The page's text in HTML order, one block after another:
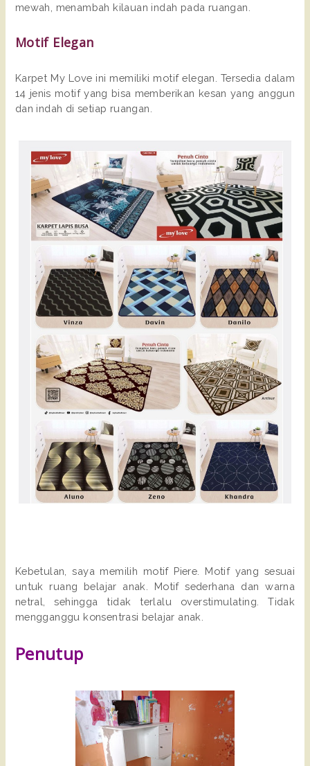
mewah, menambah kilauan indah pada ruangan.
Motif Elegan
Karpet My Love ini memiliki motif elegan. Tersedia dalam
14 jenis motif yang bisa memberikan kesan yang anggun
dan indah di setiap ruangan.
Kebetulan, saya memilih motif Piere. Motif yang sesuai
untuk ruang belajar anak. Motif sederhana dan warna
netral, sehingga tidak terlalu overstimulating. Tidak
mengganggu konsentrasi belajar anak.
Penutup